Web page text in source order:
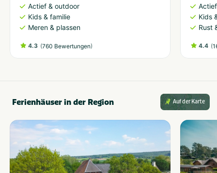
Actief & outdoor
Kids & familie
Meren & plassen
4.3 (760 Bewertungen)
Kids
Rust
4.4 (
Ferienhäuser in der Region Auf der Karte